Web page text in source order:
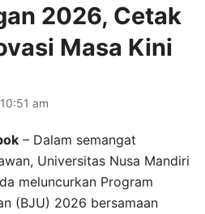
2026, Cetak
Masa Kini
10:51 am
– Dalam semangat
Universitas Nusa Mandiri
meluncurkan Program
(BJU) 2026 bersamaan